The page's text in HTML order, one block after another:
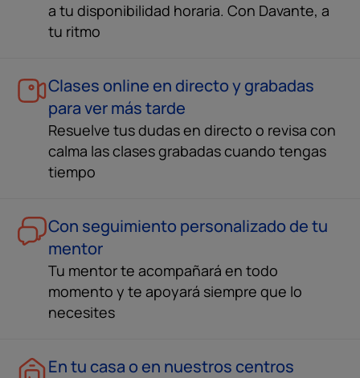
a tu disponibilidad horaria. Con Davante, a
tu ritmo
Clases online en directo y grabadas
para ver más tarde
Resuelve tus dudas en directo o revisa con
calma las clases grabadas cuando tengas
tiempo
Con seguimiento personalizado de tu
mentor
Tu mentor te acompañará en todo
momento y te apoyará siempre que lo
necesites
En tu casa o en nuestros centros